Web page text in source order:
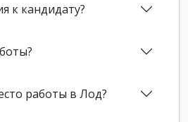
к кандидату?
работы в Лод?